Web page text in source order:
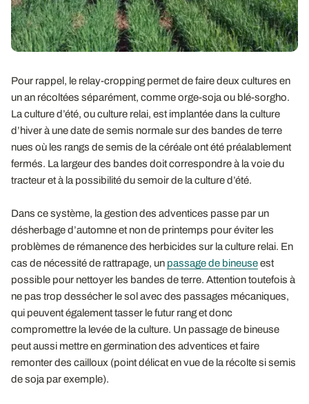
Pour rappel, le relay-cropping permet de faire deux cultures en
un an récoltées séparément, comme orge-soja ou blé-sorgho.
La culture d’été, ou culture relai, est implantée dans la culture
d’hiver à une date de semis normale sur des bandes de terre
nues où les rangs de semis de la céréale ont été préalablement
fermés. La largeur des bandes doit correspondre à la voie du
tracteur et à la possibilité du semoir de la culture d’été.
Dans ce système, la gestion des adventices passe par un
désherbage d’automne et non de printemps pour éviter les
problèmes de rémanence des herbicides sur la culture relai. En
cas de nécessité de rattrapage, un passage de bineuseest
possible pour nettoyer les bandes de terre. Attention toutefois à
ne pas trop dessécher le sol avec des passages mécaniques,
qui peuvent également tasser le futur rang et donc
compromettre la levée de la culture. Un passage de bineuse
peut aussi mettre en germination des adventices et faire
remonter des cailloux (point délicat en vue de la récolte si semis
de soja par exemple).